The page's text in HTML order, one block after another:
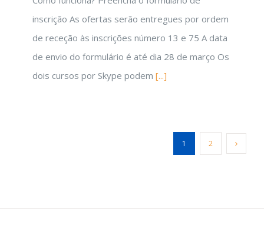
inscrição As ofertas serão entregues por ordem
de receção às inscrições número 13 e 75 A data
de envio do formulário é até dia 28 de março Os
dois cursos por Skype podem [...]
1 2